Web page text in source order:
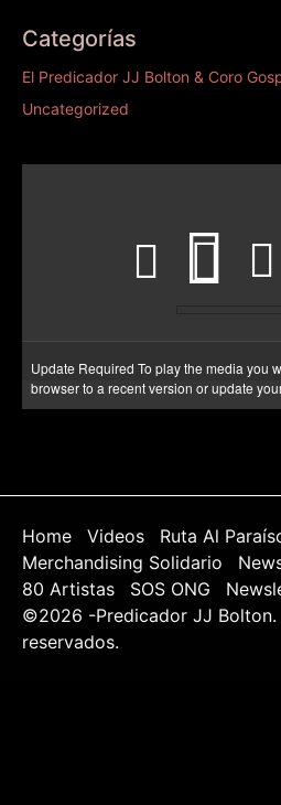
Categorías
El Predicador JJ Bolton & Coro
Uncategorized
Update Required To play the media you
browser to a recent version or update
Home Videos
Ruta Al
Merchandising Solidario
80 Artistas
SOS ONG
©2026 -Predicador JJ Bolton.
reservados.